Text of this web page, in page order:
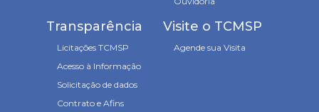
Transparência
Licitações TCMSP
Acesso à Informação
Solicitação de dados
Contrato e Afins
Visite o TCMSP
Agende sua Visita